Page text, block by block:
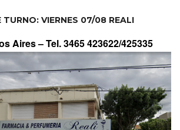
TURNO: VIERNES 07/08 REALI
Aires –Tel. 3465 423622/425335